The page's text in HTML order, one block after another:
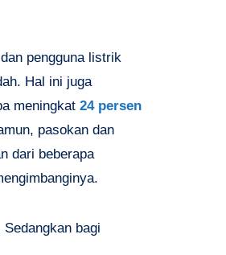
pengguna listrik
Hal ini juga
meningkat 24 persen
pasokan dan
dari beberapa
bagi